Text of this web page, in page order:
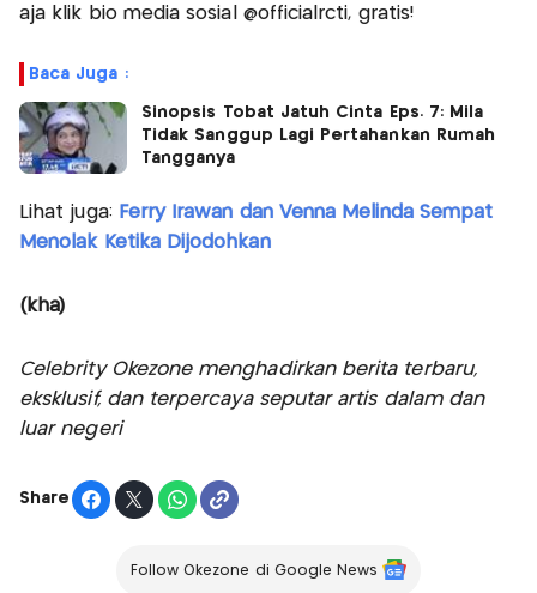
aja klik bio media sosial @officialrcti, gratis!
Baca Juga :
Sinopsis Tobat Jatuh Cinta Eps. 7: Mila
Tidak Sanggup Lagi Pertahankan Rumah
Tangganya
Lihat juga: Ferry Irawan dan Venna Melinda Sempat
Menolak Ketika Dijodohkan
(kha)
Celebrity Okezone menghadirkan berita terbaru,
eksklusif, dan terpercaya seputar artis dalam dan
luar negeri
Share
Follow Okezone di Google News